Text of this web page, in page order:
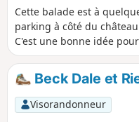
Cette balade est à
parking à côté du
C'est une bonne idée
journée d'hiver ou une
longue si tu veux explorer
château, puis marcher
de Rievaulx et la visiter
bon café à l'abbaye de
Beck Dale et
Visorandonneur